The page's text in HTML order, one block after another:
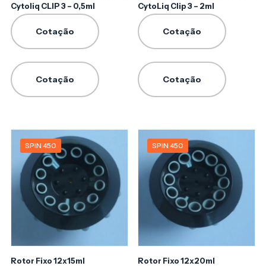
Cytoliq CLIP 3 – 0,5ml
Cotação
Cotação
CytoLiq Clip 3 – 2ml
Cotação
Cotação
SPIN 450
Rotor Fixo 12x15ml
SPIN 450
Rotor Fixo 12x20ml